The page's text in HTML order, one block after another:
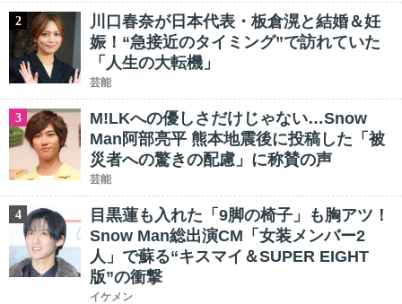
2
川口春奈が日本代表・板倉滉と結婚＆妊
娠！“急接近のタイミング”で訪れていた
「人生の大転機」
芸能
3
M!LKへの優しさだけじゃない…Snow
Man阿部亮平 熊本地震後に投稿した「被
災者への驚きの配慮」に称賛の声
芸能
4
目黒蓮も入れた「9脚の椅子」も胸アツ！
Snow Man総出演CM「女装メンバー2
人」で蘇る“キスマイ＆SUPER EIGHT
版”の衝撃
イケメン